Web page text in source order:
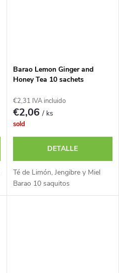
Barao Lemon Ginger and
Honey Tea 10 sachets
€2,31 IVA incluido
€2,06/ ks
sold
DETALLE
Té de Limón, Jengibre y Miel
Barao 10 saquitos